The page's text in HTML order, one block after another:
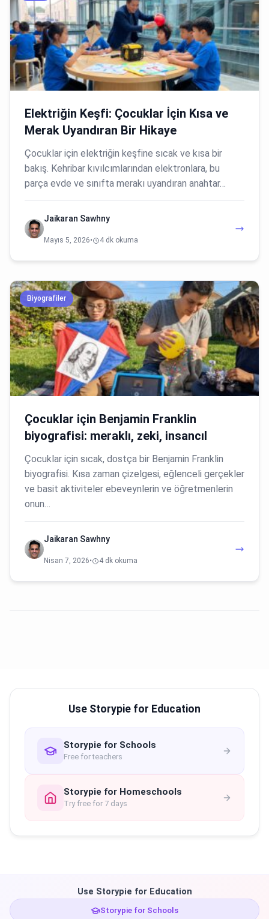
Elektriğin Keşfi: Çocuklar İçin Kısa ve
Merak Uyandıran Bir Hikaye
Çocuklar için elektriğin keşfine sıcak ve kısa bir
bakış. Kehribar kıvılcımlarından elektronlara, bu
parça evde ve sınıfta merakı uyandıran anahtar…
Jaikaran Sawhny
Mayıs 5, 2026• 4 dk okuma
Biyografiler
Çocuklar için Benjamin Franklin
biyografisi: meraklı, zeki, insancıl
Çocuklar için sıcak, dostça bir Benjamin Franklin
biyografisi. Kısa zaman çizelgesi, eğlenceli gerçekler
ve basit aktiviteler ebeveynlerin ve öğretmenlerin
onun…
Jaikaran Sawhny
Nisan 7, 2026• 4 dk okuma
Use Storypie for Education
Storypie for Schools
Free for teachers
Storypie for Homeschools
Try free for 7 days
Use Storypie for Education
Storypie for Schools